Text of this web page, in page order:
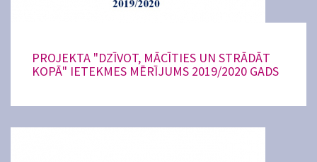
PROJEKTA "DZĪVOT, MĀCĪTIES UN STRĀDĀT
KOPĀ" IETEKMES MĒRĪJUMS 2019/2020 GADS